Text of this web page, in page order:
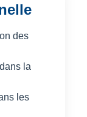
des
dans la
les